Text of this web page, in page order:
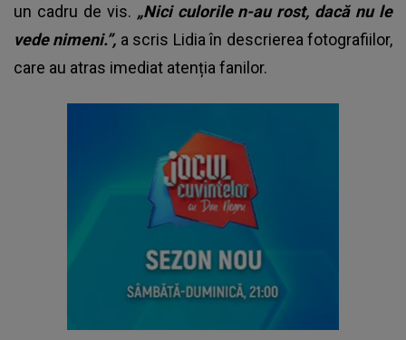
un cadru de vis. „Nici culorile n-au rost, dacă nu le
vede nimeni.”, a scris Lidia în descrierea fotografiilor,
care au atras imediat atenția fanilor.